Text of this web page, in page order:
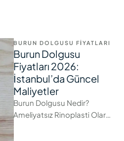
BURUN DOLGUSU FIYATLARI
Burun Dolgusu
Fiyatları 2026:
İstanbul’da Güncel
Maliyetler
Burun Dolgusu Nedir?
Ameliyatsız Rinoplasti Olarak
Neden Popüler? Son yıllarda
estetik dünyasında cerrahi